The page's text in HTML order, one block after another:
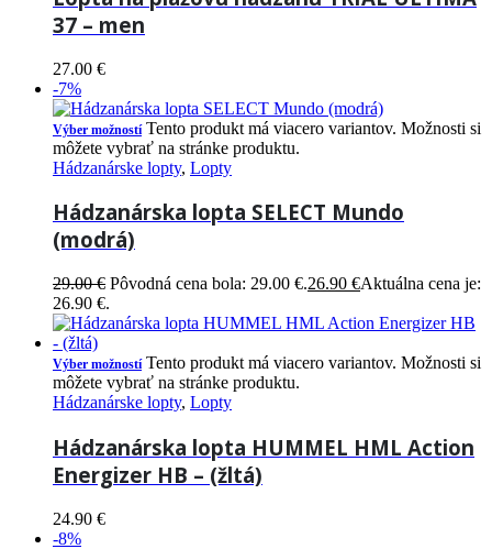
37 – men
27.00 €
-7%
Výber možností Tento produkt má viacero variantov. Možnosti si
môžete vybrať na stránke produktu.
Hádzanárske lopty, Lopty
Hádzanárska lopta SELECT Mundo
(modrá)
29.00€ Pôvodná cena bola: 29.00 €.26.90 €Aktuálna cena je:
26.90 €.
Výber možností Tento produkt má viacero variantov. Možnosti si
môžete vybrať na stránke produktu.
Hádzanárske lopty, Lopty
Hádzanárska lopta HUMMEL HML Action
Energizer HB – (žltá)
24.90 €
-8%